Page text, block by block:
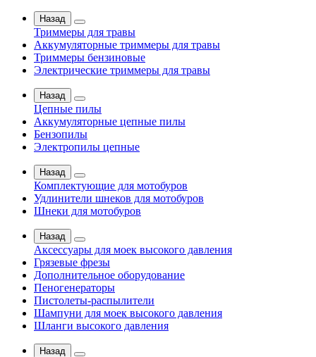
Назад
Триммеры для травы
Аккумуляторные триммеры для травы
Триммеры бензиновые
Электрические триммеры для травы
Назад
Цепные пилы
Аккумуляторные цепные пилы
Бензопилы
Электропилы цепные
Назад
Комплектующие для мотобуров
Удлинители шнеков для мотобуров
Шнеки для мотобуров
Назад
Аксессуары для моек высокого давления
Грязевые фрезы
Дополнительное оборудование
Пеногенераторы
Пистолеты-распылители
Шампуни для моек высокого давления
Шланги высокого давления
Назад